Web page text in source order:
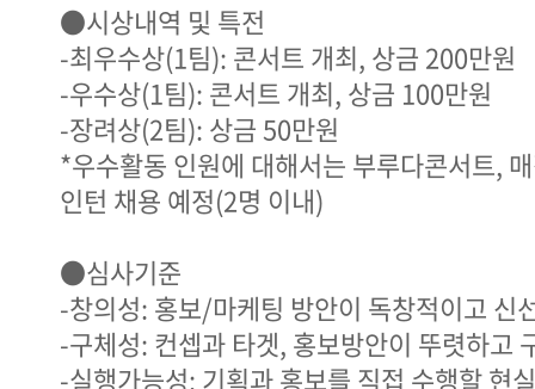
●시상내역 및 특전
-최우수상(1팀): 콘서트 개최, 상금 200만원
-우수상(1팀): 콘서트 개최, 상금 100만원
-장려상(2팀): 상금 50만원
*우수활동 인원에 대해서는 부루다콘서트,
인턴 채용 예정(2명 이내)
●심사기준
-창의성: 홍보/마케팅 방안이 독창적이고 신
-구체성: 컨셉과 타겟, 홍보방안이 뚜렷하고
-실행가능성: 기획과 홍보를 직접 수행할 현